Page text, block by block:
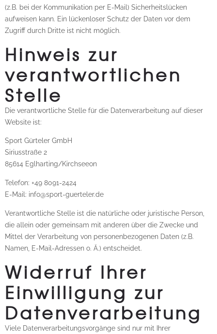
(z.B. bei der Kommunikation per E-Mail) Sicherheitslücken
aufweisen kann. Ein lückenloser Schutz der Daten vor dem
Zugriff durch Dritte ist nicht möglich.
Hinweis zur
verantwortlichen
Stelle
Die verantwortliche Stelle für die Datenverarbeitung auf dieser
Website ist:
Sport Gürteler GmbH
Siriusstraße 2
85614 Eglharting/Kirchseeon
Telefon: +49 8091-2424
E-Mail: info@sport-guerteler.de
Verantwortliche Stelle ist die natürliche oder juristische Person,
die allein oder gemeinsam mit anderen über die Zwecke und
Mittel der Verarbeitung von personenbezogenen Daten (z.B.
Namen, E-Mail-Adressen o. Ä.) entscheidet.
Widerruf Ihrer
Einwilligung zur
Datenverarbeitung
Viele Datenverarbeitungsvorgänge sind nur mit Ihrer